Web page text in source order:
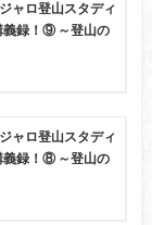
ャロ登山スタディ
義録！⑨ ～登山の
ャロ登山スタディ
義録！⑧ ～登山の